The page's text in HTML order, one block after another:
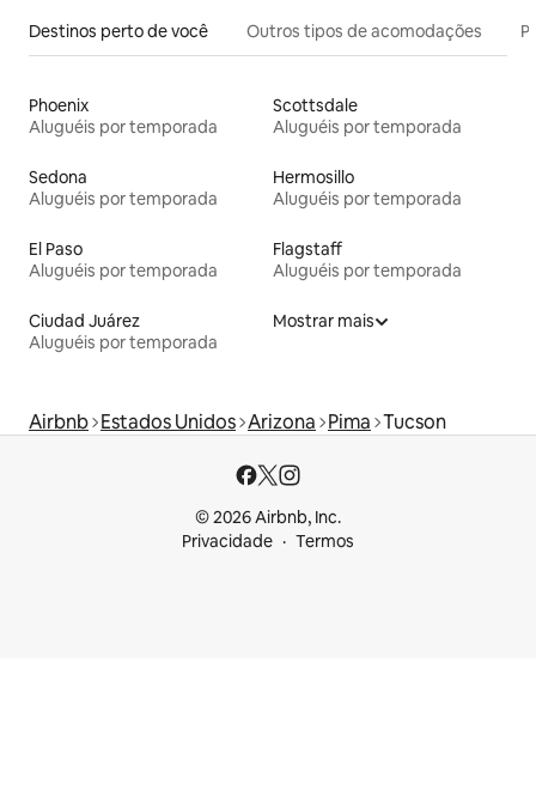
Destinos perto de você Outros tipos de acomodações
Phoenix
Aluguéis por temporada
Scottsdale
Aluguéis por temporada
Sedona
Aluguéis por temporada
Hermosillo
Aluguéis por temporada
El Paso
Aluguéis por temporada
Flagstaff
Aluguéis por temporada
Ciudad Juárez
Aluguéis por temporada
Mostrar mais
Airbnb Estados Unidos Arizona Pima Tucson
© 2026 Airbnb, Inc.
Privacidade
Termos